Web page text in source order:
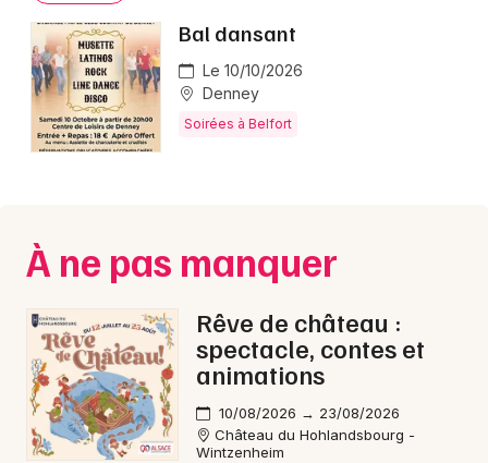
Activité & Expérience
Manifestations
Foires & salons
Soirées
Sorties famille
Expos
Lyon
Marseille
Mulhouse
Montpellier
Nice
Strasbourg
Toulouse
Toutes les villes
Bal dansant
Le 10/10/2026
Denney
Soirées à Belfort
À ne pas manquer
Rêve de château :
spectacle, contes et
animations
10/08/2026 → 23/08/2026
Château du Hohlandsbourg -
Wintzenheim